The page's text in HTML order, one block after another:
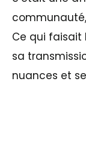
Ce qui faisait
sa
nuances et